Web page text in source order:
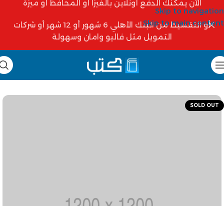
Skip to navigation
Skip to main content
الآن يمكنك الدفع أونلاين بالفيزا أو المحافظ أو ميزة
أو التقسيط من البنك الأهلي 6 شهور أو 12 شهر أو شركات
التمويل مثل فاليو وامان وسهولة
SOLD OUT